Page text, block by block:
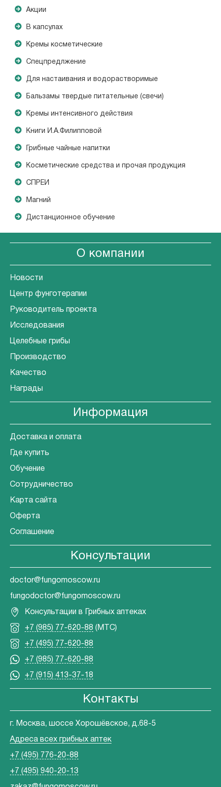
Акции
В капсулах
Кремы косметические
Спецпредлжение
Для настаивания и водорастворимые
Бальзамы твердые питательные (свечи)
Кремы интенсивного действия
Книги И.А.Филипповой
Грибные чайные напитки
Косметические средства и прочая продукция
СПРЕИ
Магний
Дистанционное обучение
О компании
Новости
Центр фунготерапии
Руководитель проекта
Исследования
Целебные грибы
Производство
Качество
Награды
Информация
Доставка и оплата
Где купить
Обучение
Сотрудничество
Карта сайта
Оферта
Соглашение
Консультации
doctor@fungomoscow.ru
fungodoctor@fungomoscow.ru
Консультации в Грибных аптеках
+7 (985) 77-620-88 (МТС)
+7 (495) 77-620-88
+7 (985) 77-620-88
+7 (915) 413-37-18
Контакты
г. Москва, шоссе Хорошёвское, д.68-5
Адреса всех грибных аптек
+7 (495) 776-20-88
+7 (495) 940-20-13